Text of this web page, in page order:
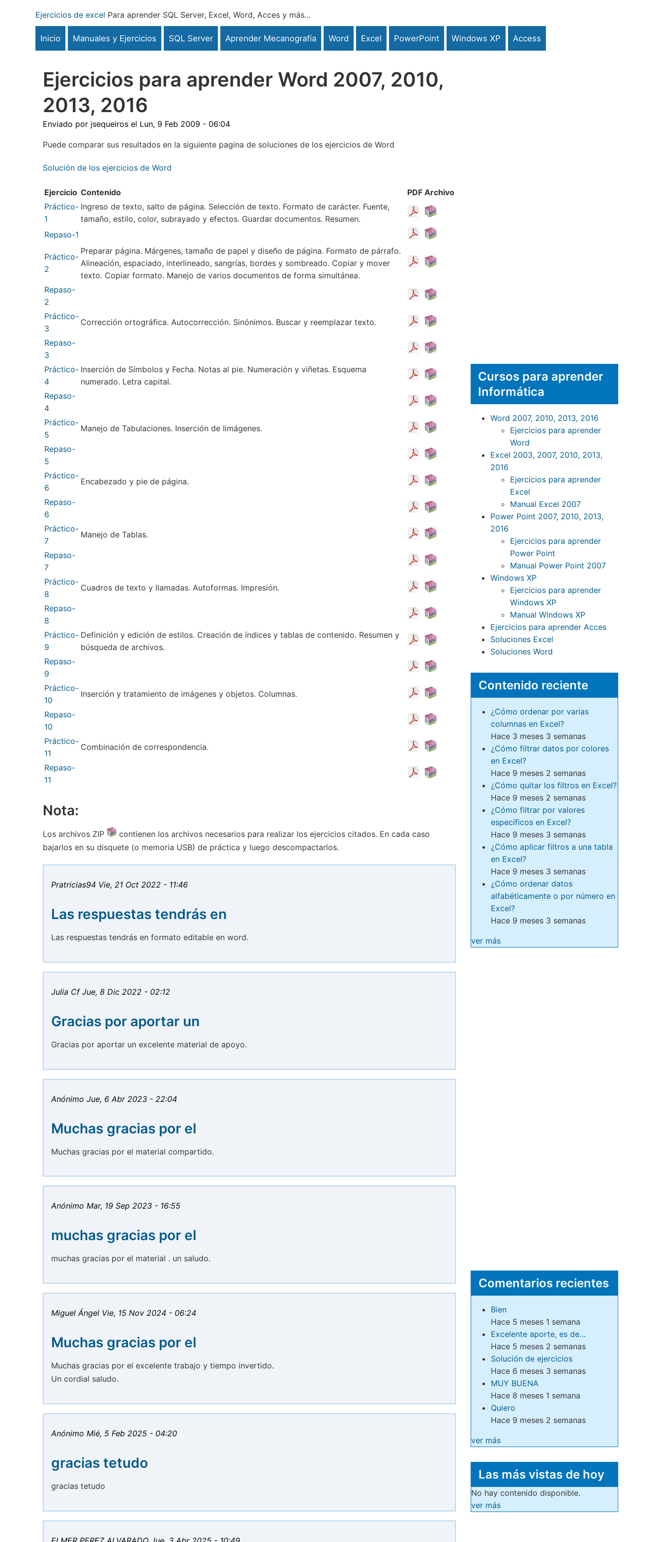
contenido
Ejercicios de excel Para aprender SQL Server, Excel, Word, Acces y más...
Inicio Manuales y Ejercicios SQL Server Aprender Mecanografía Word Excel PowerPoint Windows XP Access
Ejercicios para aprender Word 2007, 2010,
2013, 2016
Enviado por jsequeiros el Lun, 9 Feb 2009 - 06:04
Puede comparar sus resultados en la siguiente pagina de soluciones de los ejercicios de Word
Solución de los ejercicios de Word
Ejercicio Contenido PDF Archivo
Práctico-
1
Ingreso de texto, salto de página. Selección de texto. Formato de carácter. Fuente,
tamaño, estilo, color, subrayado y efectos. Guardar documentos. Resumen.
Repaso-1
Práctico-
2
Preparar página. Márgenes, tamaño de papel y diseño de página. Formato de párrafo.
Alineación, espaciado, interlineado, sangrías, bordes y sombreado. Copiar y mover
texto. Copiar formato. Manejo de varios documentos de forma simultánea.
Repaso-
2
Práctico-
3
Corrección ortográfica. Autocorrección. Sinónimos. Buscar y reemplazar texto.
Repaso-
3
Práctico-
4
Inserción de Símbolos y Fecha. Notas al pie. Numeración y viñetas. Esquema
numerado. Letra capital.
Repaso-
4
Práctico-
5
Manejo de Tabulaciones. Inserción de Iimágenes.
Repaso-
5
Práctico-
6
Encabezado y pie de página.
Repaso-
6
Práctico-
7
Manejo de Tablas.
Repaso-
7
Práctico-
8
Cuadros de texto y llamadas. Autoformas. Impresión.
Repaso-
8
Práctico-
9
Definición y edición de estilos. Creación de índices y tablas de contenido. Resumen y
búsqueda de archivos.
Repaso-
9
Práctico-
10
Inserción y tratamiento de imágenes y objetos. Columnas.
Repaso-
10
Práctico-
11
Combinación de correspondencia.
Repaso-
11
Nota:
Los archivos ZIP
contienen los archivos necesarios para realizar los ejercicios citados. En cada caso
bajarlos en su disquete (o memoria USB) de práctica y luego descompactarlos.
Pratricias94 Vie, 21 Oct 2022 - 11:46
Las respuestas tendrás en
Las respuestas tendrás en formato editable en word.
Julia Cf Jue, 8 Dic 2022 - 02:12
Gracias por aportar un
Gracias por aportar un excelente material de apoyo.
Anónimo Jue, 6 Abr 2023 - 22:04
Muchas gracias por el
Muchas gracias por el material compartido.
Anónimo Mar, 19 Sep 2023 - 16:55
muchas gracias por el
muchas gracias por el material . un saludo.
Miguel Ángel Vie, 15 Nov 2024 - 06:24
Muchas gracias por el
Muchas gracias por el excelente trabajo y tiempo invertido.
Un cordial saludo.
Anónimo Mié, 5 Feb 2025 - 04:20
gracias tetudo
gracias tetudo
Cursos para aprender
Informática
Word 2007, 2010, 2013, 2016
Ejercicios para aprender
Word
Excel 2003, 2007, 2010, 2013,
2016
Ejercicios para aprender
Excel
Manual Excel 2007
Power Point 2007, 2010, 2013,
2016
Ejercicios para aprender
Power Point
Manual Power Point 2007
Windows XP
Ejercicios para aprender
Windows XP
Manual Windows XP
Ejercicios para aprender Acces
Soluciones Excel
Soluciones Word
Contenido reciente
¿Cómo ordenar por varias
columnas en Excel?
Hace 3 meses 3 semanas
¿Cómo filtrar datos por colores
en Excel?
Hace 9 meses 2 semanas
¿Cómo quitar los filtros en Excel?
Hace 9 meses 2 semanas
¿Cómo filtrar por valores
específicos en Excel?
Hace 9 meses 3 semanas
¿Cómo aplicar filtros a una tabla
en Excel?
Hace 9 meses 3 semanas
¿Cómo ordenar datos
alfabéticamente o por número en
Excel?
Hace 9 meses 3 semanas
ver más
Comentarios recientes
Bien
Hace 5 meses 1 semana
Excelente aporte, es de…
Hace 5 meses 2 semanas
Solución de ejercicios
Hace 6 meses 3 semanas
MUY BUENA
Hace 8 meses 1 semana
Quiero
Hace 9 meses 2 semanas
ver más
Las más vistas de hoy
No hay contenido disponible.
ver más